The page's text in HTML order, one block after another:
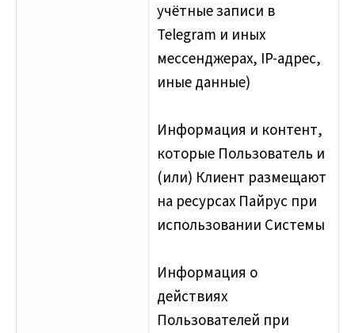
учётные записи в
Telegram и иных
мессенджерах, IP-адрес,
иные данные)
Информация и контент,
которые Пользователь и
(или) Клиент размещают
на ресурсах Пайрус при
использовании Системы
Информация о
действиях
Пользователей при